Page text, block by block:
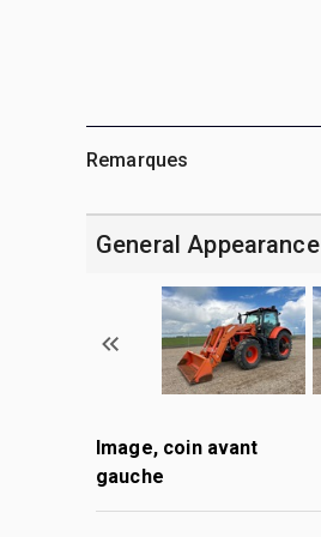
Remarques
General Appearance
Image, coin avant
gauche